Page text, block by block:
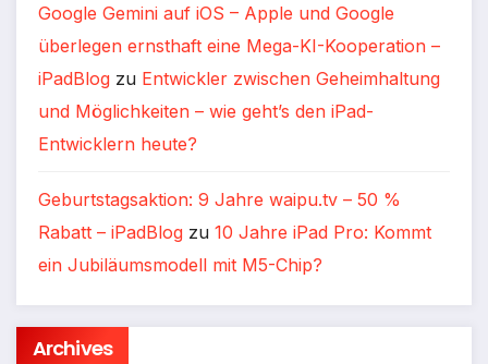
Google Gemini auf iOS – Apple und Google
überlegen ernsthaft eine Mega-KI-Kooperation –
iPadBlog zu Entwickler zwischen Geheimhaltung
und Möglichkeiten – wie geht’s den iPad-
Entwicklern heute?
Geburtstagsaktion: 9 Jahre waipu.tv – 50 %
Rabatt – iPadBlog zu 10 Jahre iPad Pro: Kommt
ein Jubiläumsmodell mit M5-Chip?
Archives